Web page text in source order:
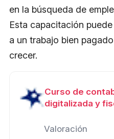
en la búsqueda de
Esta capacitación
a un trabajo bien
crecer.
Curso de
digitalizada y
Valoración